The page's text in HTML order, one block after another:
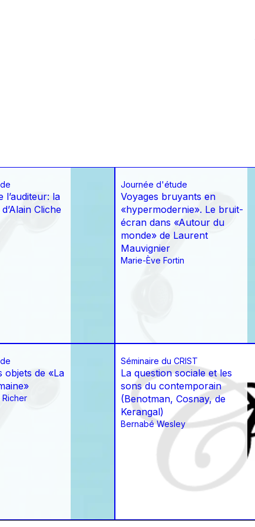
l’auditeur: la
Cliche
Journée d'étude
Voyages bruyants en
«hypermodernie». Le bruit-
écran dans «Autour du
monde» de Laurent
Mauvignier
Marie-Ève Fortin
objets de «La
Séminaire du CRIST
La question sociale et les
sons du contemporain
(Benotman, Cosnay, de
Kerangal)
Bernabé Wesley